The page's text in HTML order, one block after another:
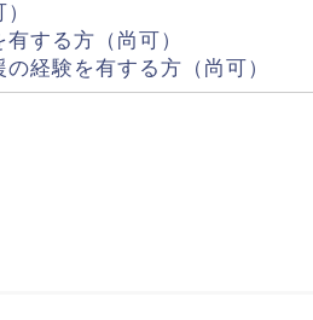
する方（尚可）
経験を有する方（尚可）